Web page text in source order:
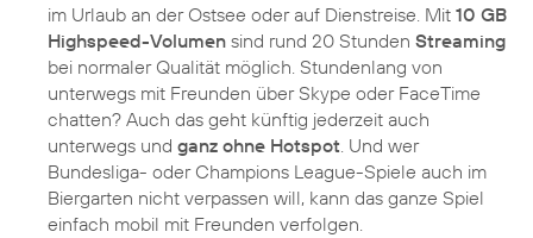
im Urlaub an der Ostsee oder auf Dienstreise. Mit 10 GB
Highspeed-Volumen sind rund 20 Stunden Streaming
bei normaler Qualität möglich. Stundenlang von
unterwegs mit Freunden über Skype oder FaceTime
chatten? Auch das geht künftig jederzeit auch
unterwegs und ganz ohne Hotspot. Und wer
Bundesliga- oder Champions League-Spiele auch im
Biergarten nicht verpassen will, kann das ganze Spiel
einfach mobil mit Freunden verfolgen.